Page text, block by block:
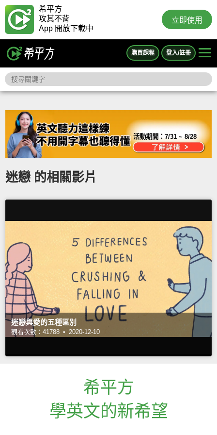
希平方
攻其不背
App 開放下載中
立即使用
購買課程 登入/註冊
活動期間：7/31 ~ 8/28
迷戀 的相關影片
迷戀與愛的五種區別
觀看次數：41788 • 2020-12-10
希平方
學英文的新希望